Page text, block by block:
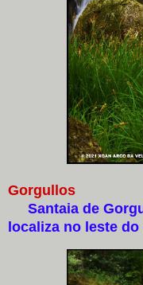
Gorgullos
Santaia de
localiza no leste